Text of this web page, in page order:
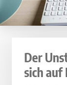
Der
sich auf